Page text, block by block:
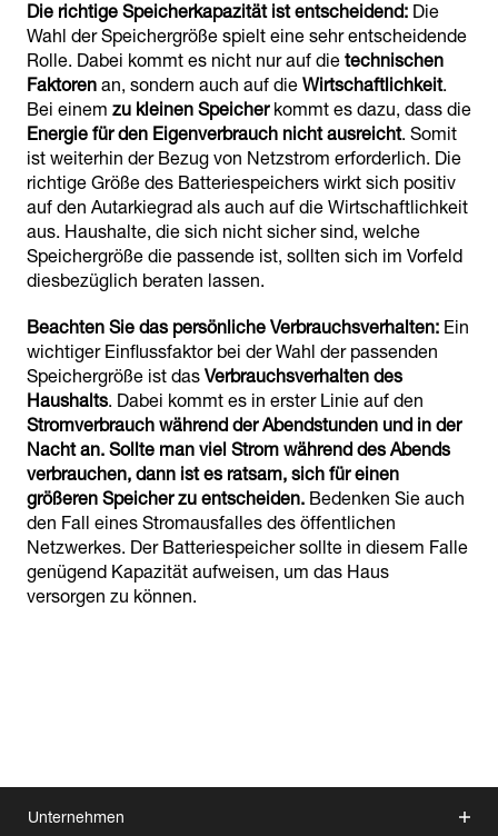
Die richtige Speicherkapazität ist entscheidend: Die
Wahl der Speichergröße spielt eine sehr entscheidende
Rolle. Dabei kommt es nicht nur auf die technischen
Faktoren an, sondern auch auf die Wirtschaftlichkeit.
Bei einem zu kleinen Speicherkommt es dazu, dass die
Energie für den Eigenverbrauch nicht ausreicht. Somit
ist weiterhin der Bezug von Netzstrom erforderlich. Die
richtige Größe des Batteriespeichers wirkt sich positiv
auf den Autarkiegrad als auch auf die Wirtschaftlichkeit
aus. Haushalte, die sich nicht sicher sind, welche
Speichergröße die passende ist, sollten sich im Vorfeld
diesbezüglich beraten lassen.
Beachten Sie das persönliche Verbrauchsverhalten: Ein
wichtiger Einflussfaktor bei der Wahl der passenden
Speichergröße ist das Verbrauchsverhalten des
Haushalts. Dabei kommt es in erster Linie auf den
Stromverbrauch während der Abendstunden und in der
Nacht an. Sollte man viel Strom während des Abends
verbrauchen, dann ist es ratsam, sich für einen
größeren Speicher zu entscheiden. Bedenken Sie auch
den Fall eines Stromausfalles des öffentlichen
Netzwerkes. Der Batteriespeicher sollte in diesem Falle
genügend Kapazität aufweisen, um das Haus
versorgen zu können.
Unternehmen